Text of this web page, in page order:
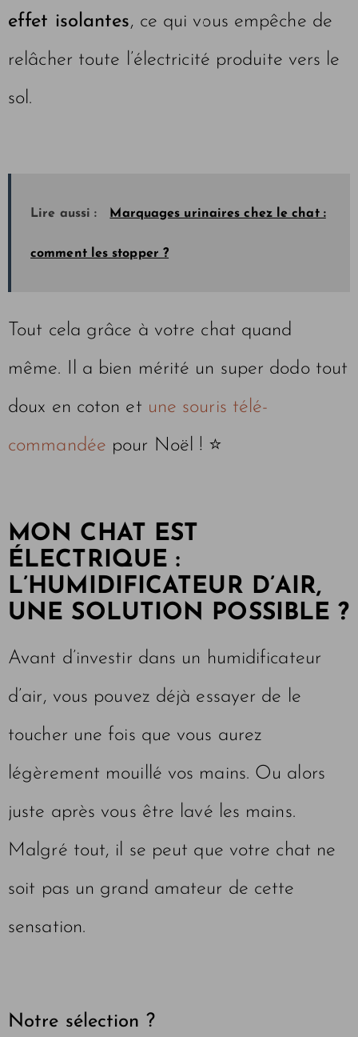
effet isolantes, ce qui vous empêche de
relâcher toute l’électricité produite vers le
sol.
Lire aussi : Marquages urinaires chez le chat :
comment les stopper ?
Tout cela grâce à votre chat quand
même. Il a bien mérité un super dodo tout
doux en coton et une souris télé-
commandée pour Noël ! ⭐️
MON CHAT EST
ÉLECTRIQUE :
L’HUMIDIFICATEUR D’AIR,
UNE SOLUTION POSSIBLE ?
Avant d’investir dans un humidificateur
d’air, vous pouvez déjà essayer de le
toucher une fois que vous aurez
légèrement mouillé vos mains. Ou alors
juste après vous être lavé les mains.
Malgré tout, il se peut que votre chat ne
soit pas un grand amateur de cette
sensation.
Notre sélection ?